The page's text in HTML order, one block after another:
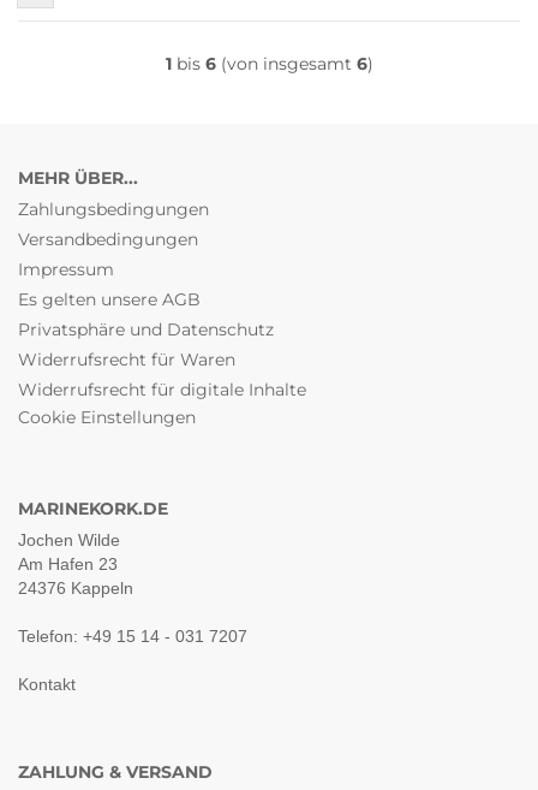
1bis 6(von insgesamt 6)
MEHR ÜBER...
Zahlungsbedingungen
Versandbedingungen
Impressum
Es gelten unsere AGB
Privatsphäre und Datenschutz
Widerrufsrecht für Waren
Widerrufsrecht für digitale Inhalte
Cookie Einstellungen
MARINEKORK.DE
Jochen Wilde
Am Hafen 23
24376 Kappeln
Telefon: +49 15 14 - 031 7207
Kontakt
ZAHLUNG & VERSAND